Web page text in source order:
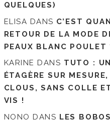
QUELQUES)
ELISA DANS C’EST
RETOUR DE LA MODE
PEAUX BLANC POULET
KARINE DANS TUTO :
ÉTAGÈRE SUR
CLOUS, SANS COLLE
VIS !
NONO DANS LES